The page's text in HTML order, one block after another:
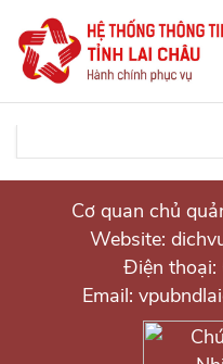
Cơ quan chủ
Website:
Điện
Email: